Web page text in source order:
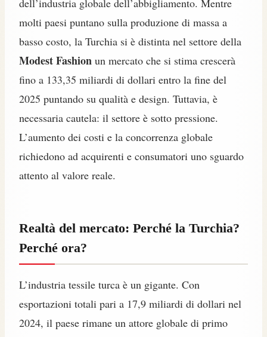
dell’industria globale dell’abbigliamento. Mentre
molti paesi puntano sulla produzione di massa a
basso costo, la Turchia si è distinta nel settore della
Modest Fashion un mercato che si stima crescerà
fino a 133,35 miliardi di dollari entro la fine del
2025 puntando su qualità e design. Tuttavia, è
necessaria cautela: il settore è sotto pressione.
L’aumento dei costi e la concorrenza globale
richiedono ad acquirenti e consumatori uno sguardo
attento al valore reale.
Realtà del mercato: Perché la Turchia?
Perché ora?
L’industria tessile turca è un gigante. Con
esportazioni totali pari a 17,9 miliardi di dollari nel
2024, il paese rimane un attore globale di primo